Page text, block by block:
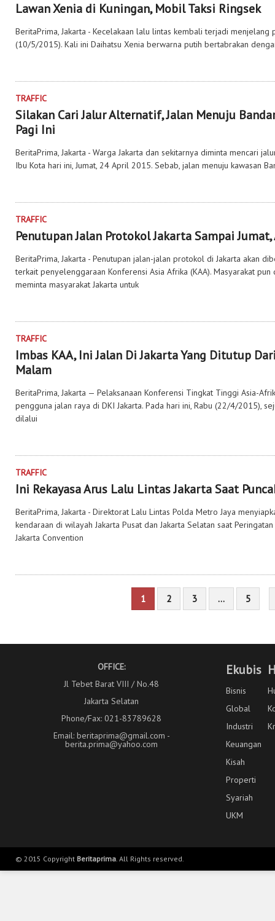
Lawan Xenia di Kuningan, Mobil Taksi Ringsek
BeritaPrima, Jakarta - Kecelakaan lalu lintas kembali terjadi
(10/5/2015). Kali ini Daihatsu Xenia berwarna putih bertabrakan
TRAFFIC
Silakan Cari Jalur Alternatif, Jalan Menuju
Pagi Ini
BeritaPrima, Jakarta - Warga Jakarta dan sekitarnya diminta mencari
Ibu Kota hari ini, Jumat, 24 April 2015. Sebab, jalan menuju kawasan
TRAFFIC
Penutupan Jalan Protokol Jakarta Sampai Jumat,
BeritaPrima, Jakarta - Penutupan jalan-jalan protokol di Jakarta akan
terkait penyelenggaraan Konferensi Asia Afrika (KAA). Masyarakat
meminta masyarakat Jakarta untuk
TRAFFIC
Imbas KAA, Ini Jalan Di Jakarta Yang Ditutup
Malam
BeritaPrima, Jakarta — Pelaksanaan Konferensi Tingkat Tinggi Asia-
pengguna jalan raya di DKI Jakarta. Pada hari ini, Rabu (22/4/2015),
dilalui
TRAFFIC
Ini Rekayasa Arus Lalu Lintas Jakarta Saat
BeritaPrima, Jakarta - Direktorat Lalu Lintas Polda Metro Jaya
kendaraan di wilayah Jakarta Pusat dan Jakarta Selatan saat
Jakarta Convention
1 2 3 … 5
OFFICE:
Jl Tebet Barat VIII / No.48
Jakarta Selatan
Phone/Fax: 021-83789628
Email: beritaprima@gmail.com -
berita.prima@yahoo.com
Ekubis
Bisnis
Global
Industri
Keuangan
Kisah
Properti
Syariah
UKM
© 2015 Copyright Beritaprima. All Rights reserved.